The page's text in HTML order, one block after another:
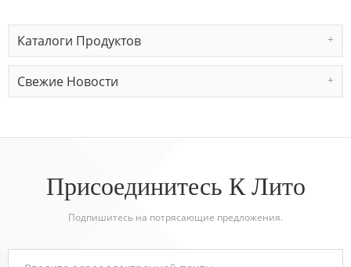
Каталоги Продуктов
Свежие Новости
Присоединитесь К Лито
Подпишитесь на потрясающие предложения.